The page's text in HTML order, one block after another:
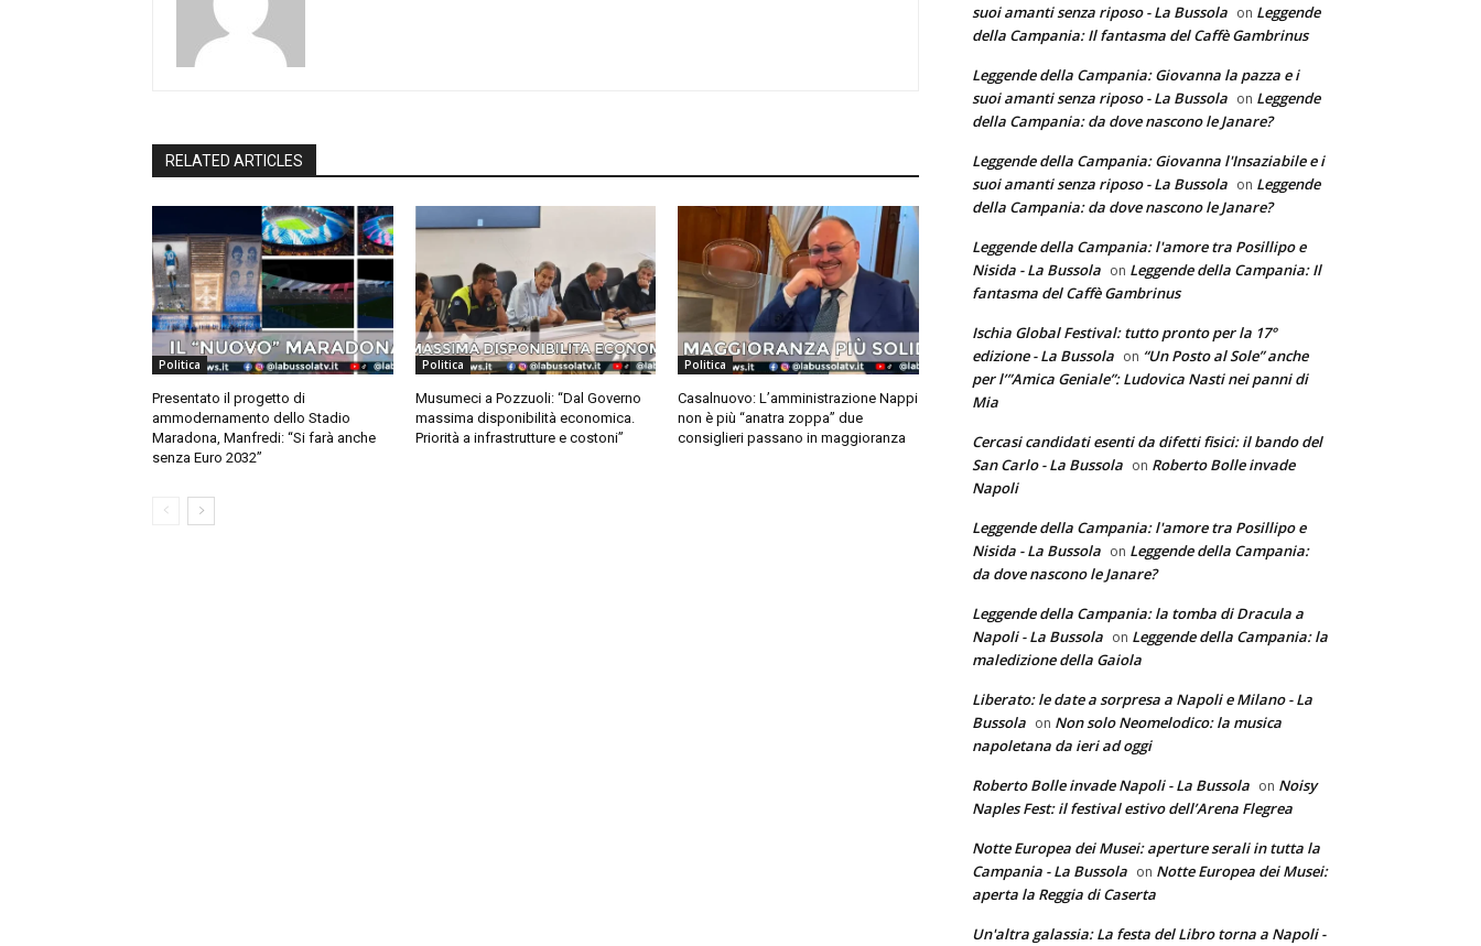
RELATED ARTICLES
Politica
Presentato il progetto di
ammodernamento dello Stadio
Maradona, Manfredi: “Si farà anche
senza Euro 2032”
Politica
Musumeci a Pozzuoli: “Dal Governo
massima disponibilità economica.
Priorità a infrastrutture e costoni”
Politica
Casalnuovo: L’amministrazione Nappi
non è più “anatra zoppa” due
consiglieri passano in maggioranza
suoi amanti senza riposo - La Bussola on Leggende
della Campania: Il fantasma del Caffè Gambrinus
Leggende della Campania: Giovanna la pazza e i
suoi amanti senza riposo - La Bussola on Leggende
della Campania: da dove nascono le Janare?
Leggende della Campania: Giovanna l'Insaziabile e i
suoi amanti senza riposo - La Bussola on Leggende
della Campania: da dove nascono le Janare?
Leggende della Campania: l'amore tra Posillipo e
Nisida - La Bussola on Leggende della Campania: Il
fantasma del Caffè Gambrinus
Ischia Global Festival: tutto pronto per la 17°
edizione - La Bussola on “Un Posto al Sole” anche
per l’”Amica Geniale”: Ludovica Nasti nei panni di
Mia
Cercasi candidati esenti da difetti fisici: il bando del
San Carlo - La Bussola on Roberto Bolle invade
Napoli
Leggende della Campania: l'amore tra Posillipo e
Nisida - La Bussola on Leggende della Campania:
da dove nascono le Janare?
Leggende della Campania: la tomba di Dracula a
Napoli - La Bussola on Leggende della Campania: la
maledizione della Gaiola
Liberato: le date a sorpresa a Napoli e Milano - La
Bussola on Non solo Neomelodico: la musica
napoletana da ieri ad oggi
Roberto Bolle invade Napoli - La Bussola on Noisy
Naples Fest: il festival estivo dell’Arena Flegrea
Notte Europea dei Musei: aperture serali in tutta la
Campania - La Bussola on Notte Europea dei Musei:
aperta la Reggia di Caserta
Un'altra galassia: La festa del Libro torna a Napoli -